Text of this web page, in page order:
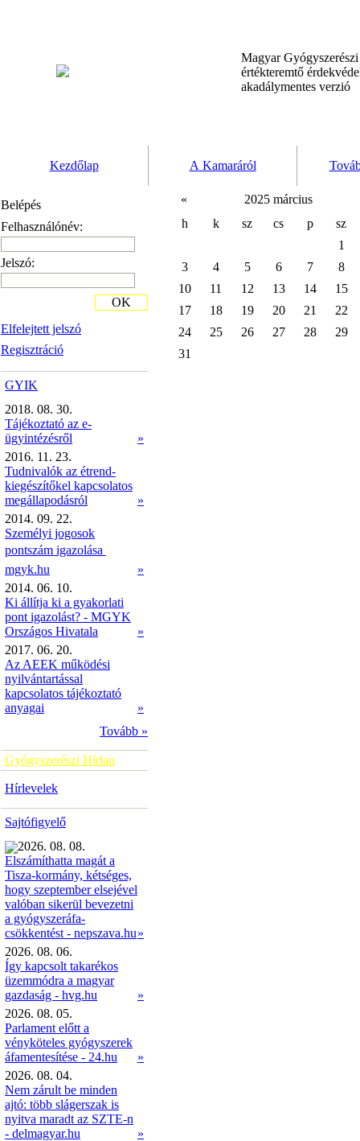
Magyar
értékteremtő
akadálymentes verzió
Kezdőlap A Kamaráról
Belépés
Felhasználónév:
Jelszó:
Elfelejtett jelszó
Regisztráció
OK
GYIK
2018. 08. 30.
Tájékoztató az e-
ügyintézésről
»
2016. 11. 23.
Tudnivalók az étrend-
kiegészítőkel kapcsolatos
megállapodásról
»
2014. 09. 22.
Személyi jogosok
pontszám igazolása 
mgyk.hu
»
2014. 06. 10.
Ki állítja ki a gyakorlati
pont igazolást? - MGYK
Országos Hivatala
»
2017. 06. 20.
Az AEEK működési
nyilvántartással
kapcsolatos tájékoztató
anyagai
»
Tovább »
Gyógyszerészi Hírlap
Hírlevelek
Sajtófigyelő
2026. 08. 08.
Elszámíthatta magát a
Tisza-kormány, kétséges,
hogy szeptember elsejével
valóban sikerül bevezetni
a gyógyszeráfa-
csökkentést - nepszava.hu»
2026. 08. 06.
Így kapcsolt takarékos
üzemmódra a magyar
gazdaság - hvg.hu
»
2026. 08. 05.
Parlament előtt a
vényköteles gyógyszerek
áfamentesítése - 24.hu
»
2026. 08. 04.
Nem zárult be minden
ajtó: több slágerszak is
nyitva maradt az SZTE-n
- delmagyar.hu
»
«
2025 március
h
k sz cs p
sz
1
3
4 5 6 7
8
10
11 12 13 14
15
17
18 19 20 21
22
24
25 26 27 28
29
31